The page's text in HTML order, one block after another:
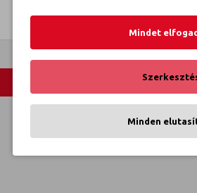
ETTŐL A
Mindet
Minden